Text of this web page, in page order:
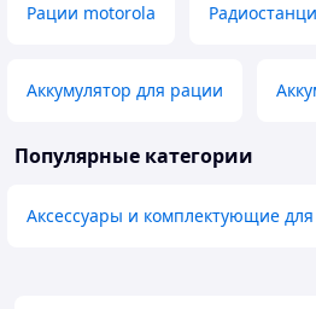
Рации motorola
Аккумулятор для рации
Популярные категории
Аксессуары и комплектующие